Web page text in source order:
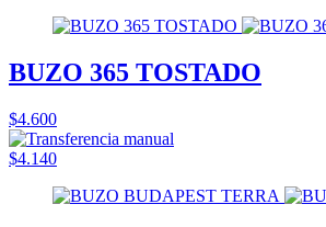
BUZO 365 TOSTADO
$4.600
$4.140